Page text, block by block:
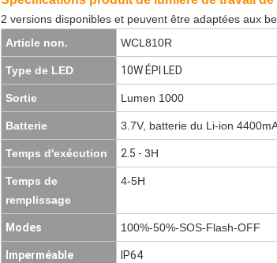
2 versions disponibles et peuvent être adaptées aux
Article non.
WCL810R
Type de LED 10W ÉPI LED
Sortie Lumen 1000
Batterie 3.7V, batterie du Li-ion
Temps d'exécution 2.5 - 3H
Temps de
remplissage
4-5H
Modes 100%-50%-SOS-Flash-OFF
Imperméable IP64